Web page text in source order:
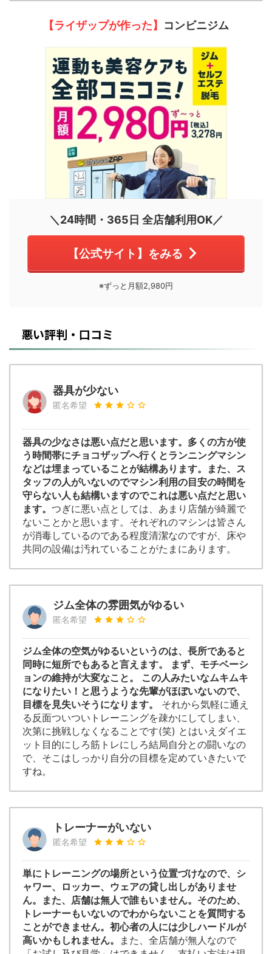
【ライザップが作った】 コンビニジム
＼24時間・365日 全店舗利用OK／
【公式サイト】をみる
※ずっと月額2,980円
悪い評判・口コミ
器具が少ない
匿名希望
器具の少なさは悪い点だと思います。多くの方が使
う時間帯にチョコザップへ行くとランニングマシン
などは埋まっていることが結構あります。また、ス
タッフの人がいないのでマシン利用の目安の時間を
守らない人も結構いますのでこれは悪い点だと思い
ます。 つぎに悪い点としては、あまり店舗が綺麗で
ないことかと思います。それぞれのマシンは皆さん
が消毒しているのである程度清潔なのですが、床や
共同の設備は汚れていることがたまにあります。
ジム全体の雰囲気がゆるい
匿名希望
ジム全体の空気がゆるいというのは、長所であると
同時に短所でもあると言えます。 まず、モチベーシ
ョンの維持が大変なこと。 この人みたいなムキムキ
になりたい！と思うような先輩がほぼいないので、
目標を見失いそうになります。
それから気軽に通え
る反面ついついトレーニングを疎かにしてしまい、
次第に挑戦しなくなることです(笑) とはいえダイエ
ット目的にしろ筋トレにしろ結局自分との闘いなの
で、そこはしっかり自分の目標を定めていきたいで
すね。
トレーナーがいない
匿名希望
単にトレーニングの場所という位置づけなので、シ
ャワー、ロッカー、ウェアの貸し出しがありませ
ん。また、店舗は無人で誰もいません。そのため、
トレーナーもいないのでわからないことを質問する
ことができません。初心者の人には少しハードルが
高いかもしれません。
また、全店舗が無人なので